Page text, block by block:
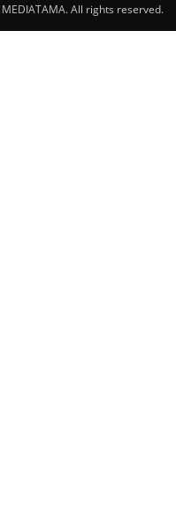
All rights reserved.